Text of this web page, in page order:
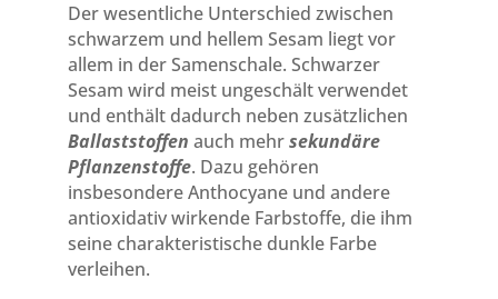
Der wesentliche Unterschied zwischen
schwarzem und hellem Sesam liegt vor
allem in der Samenschale. Schwarzer
Sesam wird meist ungeschält verwendet
und enthält dadurch neben zusätzlichen
Ballaststoffen auch mehrsekundäre
Pflanzenstoffe. Dazu gehören
insbesondere Anthocyane und andere
antioxidativ wirkende Farbstoffe, die ihm
seine charakteristische dunkle Farbe
verleihen.